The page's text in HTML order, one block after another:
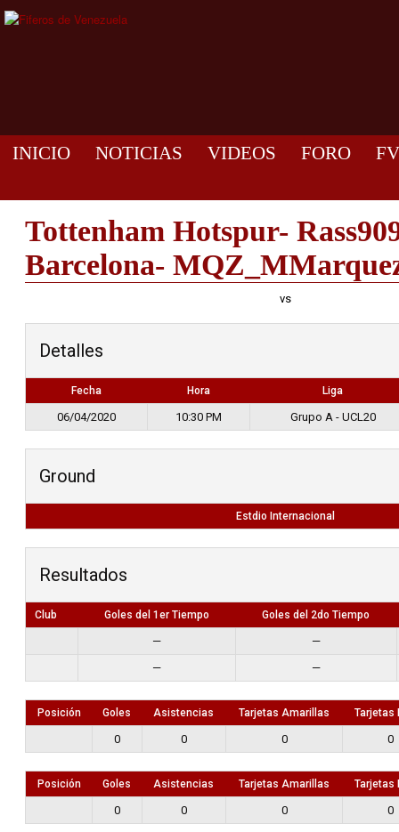
INICIO NOTICIAS VIDEOS FORO
Tottenham Hotspur-
Barcelona-
vs
Detalles
Fecha Hora Liga
06/04/2020 10:30 PM Grupo A - UCL20
Ground
Estdio Internacional
Resultados
Club Goles del 1er Tiempo Goles del 2do Tiempo
—
—
—
—
Posición Goles Asistencias Tarjetas Amarillas Tarjetas
0 0 0 0
Posición Goles Asistencias Tarjetas Amarillas Tarjetas
0 0 0 0